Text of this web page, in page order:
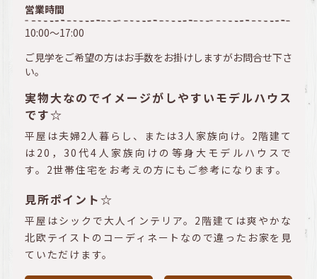
営業時間
10:00～17:00
ご見学をご希望の方はお手数をお掛けしますがお問合せ下さ
い。
実物大なのでイメージがしやすいモデルハウス
です☆
平屋は夫婦2人暮らし、または3人家族向け。2階建て
は20，30代4人家族向けの等身大モデルハウスで
す。2世帯住宅をお考えの方にもご参考になります。
見所ポイント☆
平屋はシックで大人インテリア。2階建ては爽やかな
北欧テイストのコーディネートなので違ったお家を見
ていただけます。